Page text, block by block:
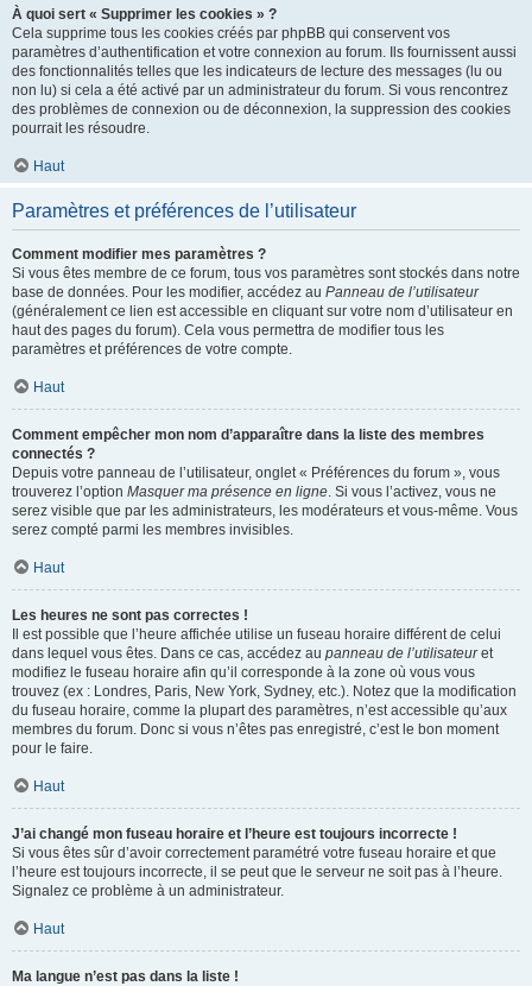
À quoi sert « Supprimer les cookies » ?
Cela supprime tous les cookies créés par phpBB qui conservent vos
paramètres d’authentification et votre connexion au forum. Ils fournissent aussi
des fonctionnalités telles que les indicateurs de lecture des messages (lu ou
non lu) si cela a été activé par un administrateur du forum. Si vous rencontrez
des problèmes de connexion ou de déconnexion, la suppression des cookies
pourrait les résoudre.
Haut
Paramètres et préférences de l’utilisateur
Comment modifier mes paramètres ?
Si vous êtes membre de ce forum, tous vos paramètres sont stockés dans notre
base de données. Pour les modifier, accédez au Panneau de l’utilisateur
(généralement ce lien est accessible en cliquant sur votre nom d’utilisateur en
haut des pages du forum). Cela vous permettra de modifier tous les
paramètres et préférences de votre compte.
Haut
Comment empêcher mon nom d’apparaître dans la liste des membres
connectés ?
Depuis votre panneau de l’utilisateur, onglet « Préférences du forum », vous
trouverez l’option Masquer ma présence en ligne. Si vous l’activez, vous ne
serez visible que par les administrateurs, les modérateurs et vous-même. Vous
serez compté parmi les membres invisibles.
Haut
Les heures ne sont pas correctes !
Il est possible que l’heure affichée utilise un fuseau horaire différent de celui
dans lequel vous êtes. Dans ce cas, accédez au panneau de l’utilisateuret
modifiez le fuseau horaire afin qu’il corresponde à la zone où vous vous
trouvez (ex : Londres, Paris, New York, Sydney, etc.). Notez que la modification
du fuseau horaire, comme la plupart des paramètres, n’est accessible qu’aux
membres du forum. Donc si vous n’êtes pas enregistré, c’est le bon moment
pour le faire.
Haut
J’ai changé mon fuseau horaire et l’heure est toujours incorrecte !
Si vous êtes sûr d’avoir correctement paramétré votre fuseau horaire et que
l’heure est toujours incorrecte, il se peut que le serveur ne soit pas à l’heure.
Signalez ce problème à un administrateur.
Haut
Ma langue n’est pas dans la liste !